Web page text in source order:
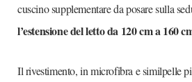
cuscino supplementare da posare sulla
l’estensione del letto da 120 cm a 160
Il rivestimento, in microfibra e similpelle